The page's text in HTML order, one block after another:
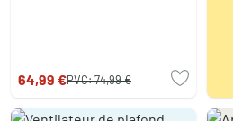
64,99 €PVC:74,99 €